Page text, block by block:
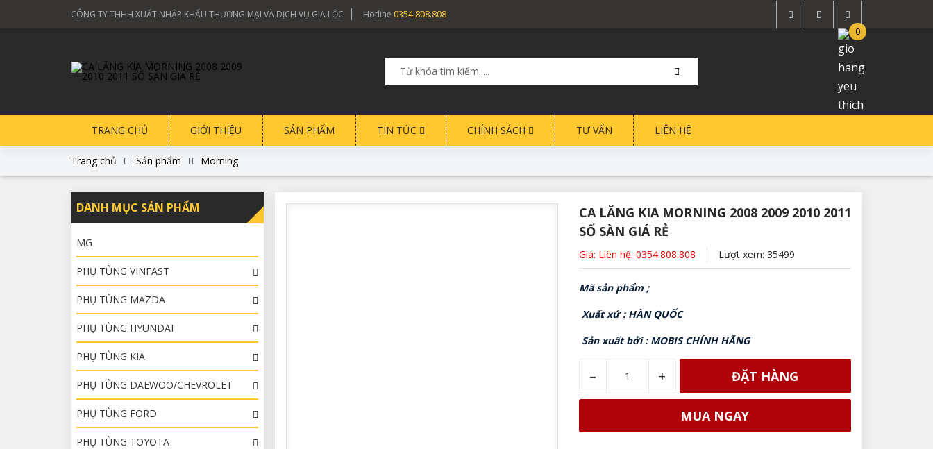
CÔNG TY THHH XUẤT NHẬP KHẨU THƯƠNG MẠI VÀ DỊCH VỤ GIA LỘC Hotline 0354.808.808
0
TRANG CHỦ GIỚI THIỆU SẢN PHẨM TIN TỨC CHÍNH SÁCH TƯ VẤN LIÊN HỆ
Trang chủ Sản phẩm Morning
DANH MỤC SẢN PHẨM
MG
PHỤ TÙNG VINFAST
PHỤ TÙNG MAZDA
PHỤ TÙNG HYUNDAI
PHỤ TÙNG KIA
PHỤ TÙNG DAEWOO/CHEVROLET
PHỤ TÙNG FORD
PHỤ TÙNG TOYOTA
CA LĂNG KIA MORNING 2008 2009 2010 2011
SỐ SÀN GIÁ RẺ
Giá: Liên hệ: 0354.808.808 Lượt xem: 35499
Mã sản phẩm ;
Xuất xứ : HÀN QUỐC
Sản xuất bởi : MOBIS CHÍNH HÃNG
– + ĐẶT HÀNG
MUA NGAY